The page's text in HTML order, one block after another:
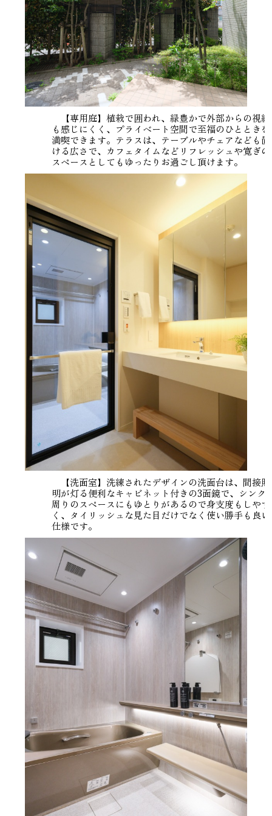
【専用庭】植栽で囲われ、緑豊かで外部からの視線
も感じにくく、プライベート空間で至福のひとときを
満喫できます。テラスは、テーブルやチェアなども置
ける広さで、カフェタイムなどリフレッシュや寛ぎの
スペースとしてもゆったりお過ごし頂けます。
【洗面室】洗練されたデザインの洗面台は、間接照
明が灯る便利なキャビネット付きの3面鏡で、シンク
周りのスペースにもゆとりがあるので身支度もしやす
く、タイリッシュな見た目だけでなく使い勝手も良い
仕様です。